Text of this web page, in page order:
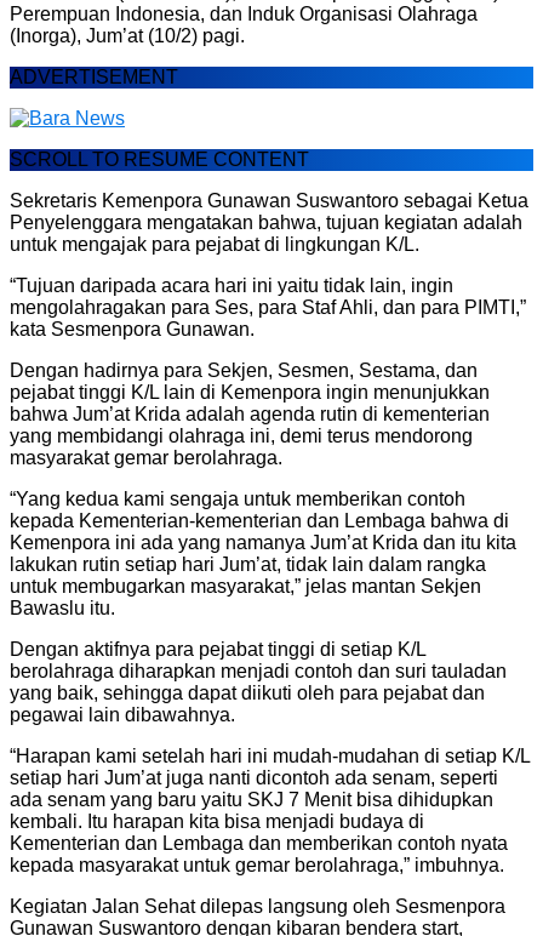
Perempuan Indonesia, dan Induk Organisasi Olahraga
(Inorga), Jum’at (10/2) pagi.
ADVERTISEMENT
SCROLL TO RESUME CONTENT
Sekretaris Kemenpora Gunawan Suswantoro sebagai Ketua
Penyelenggara mengatakan bahwa, tujuan kegiatan adalah
untuk mengajak para pejabat di lingkungan K/L.
“Tujuan daripada acara hari ini yaitu tidak lain, ingin
mengolahragakan para Ses, para Staf Ahli, dan para PIMTI,”
kata Sesmenpora Gunawan.
Dengan hadirnya para Sekjen, Sesmen, Sestama, dan
pejabat tinggi K/L lain di Kemenpora ingin menunjukkan
bahwa Jum’at Krida adalah agenda rutin di kementerian
yang membidangi olahraga ini, demi terus mendorong
masyarakat gemar berolahraga.
“Yang kedua kami sengaja untuk memberikan contoh
kepada Kementerian-kementerian dan Lembaga bahwa di
Kemenpora ini ada yang namanya Jum’at Krida dan itu kita
lakukan rutin setiap hari Jum’at, tidak lain dalam rangka
untuk membugarkan masyarakat,” jelas mantan Sekjen
Bawaslu itu.
Dengan aktifnya para pejabat tinggi di setiap K/L
berolahraga diharapkan menjadi contoh dan suri tauladan
yang baik, sehingga dapat diikuti oleh para pejabat dan
pegawai lain dibawahnya.
“Harapan kami setelah hari ini mudah-mudahan di setiap K/L
setiap hari Jum’at juga nanti dicontoh ada senam, seperti
ada senam yang baru yaitu SKJ 7 Menit bisa dihidupkan
kembali. Itu harapan kita bisa menjadi budaya di
Kementerian dan Lembaga dan memberikan contoh nyata
kepada masyarakat untuk gemar berolahraga,” imbuhnya.
Kegiatan Jalan Sehat dilepas langsung oleh Sesmenpora
Gunawan Suswantoro dengan kibaran bendera start,